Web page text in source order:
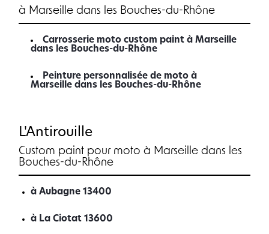
à Marseille dans les Bouches-du-Rhône
Carrosserie moto custom paint à Marseille
dans les Bouches-du-Rhône
Peinture personnalisée de moto à
Marseille dans les Bouches-du-Rhône
L'Antirouille
Custom paint pour moto à Marseille dans les
Bouches-du-Rhône
à Aubagne 13400
à La Ciotat 13600